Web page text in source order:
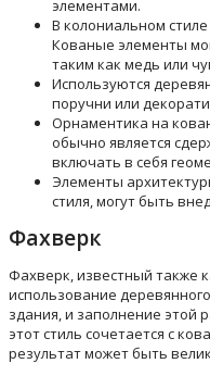
элементами.
В колониальном
Кованые элементы
таким как медь или
Используются
поручни или
Орнаментика на
обычно является
включать в себя
Элементы
стиля, могут быть
Фахверк
Фахверк, известный также
использование
здания, и заполнение этой
этот стиль сочетается с
результат может быть